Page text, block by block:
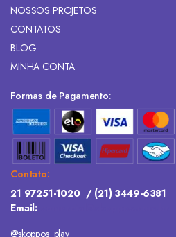
NOSSOS PROJETOS
CONTATOS
BLOG
MINHA CONTA
Formas de Pagamento:
Contato:
21 97251-1020 / (21) 3449-6381
Email:
@skoppos_play